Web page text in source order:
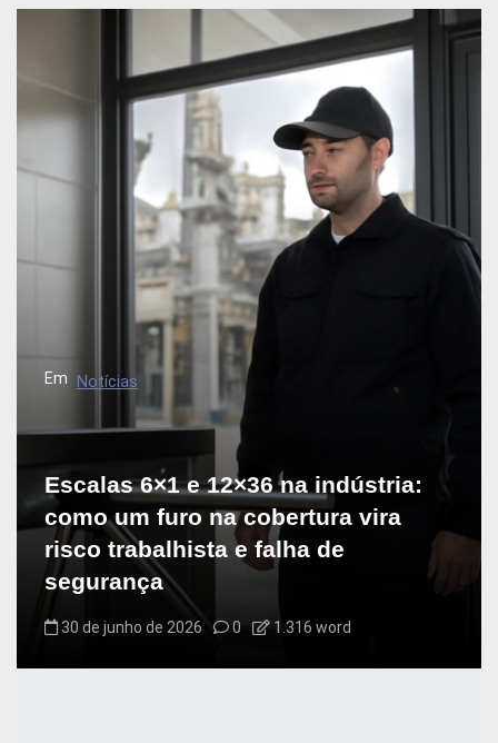
Em Notícias
Escalas 6×1 e 12×36 na indústria:
como um furo na cobertura vira
risco trabalhista e falha de
segurança
30 de junho de 2026 0 1.316 word